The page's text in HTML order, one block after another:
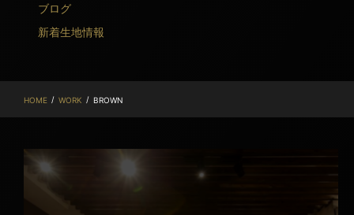
ブログ
新着生地情報
HOME / WORK / BROWN